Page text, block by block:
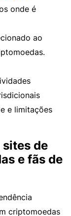
onde é
ao
e limitações
de
e fãs de
criptomoedas